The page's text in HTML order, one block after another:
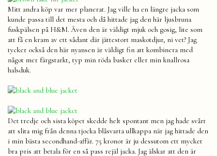
Mitt andra köp var mer planerat. Jag ville ha en längre jacka som
kunde passa till det mesta och då hittade jag den här ljusbruna
fuskpälsen på H&M. Även den är väldigt mjuk och gosig, lite som
att få en kram av ett sådant där jättestort maskotdjur, ni vet? Jag
tycker också den här nyansen är väldigt fin att kombinera med
något mer färgstarkt, typ min röda basker eller min knallrosa
halsduk.
Det tredje och sista köpet skedde helt spontant men jag hade svårt
att slita mig från denna tjocka blåsvarta ullkappa när jag hittade den
i min bästa secondhand-affär. 75 kronor är ju dessutom ett mycket
bra pris att betala för en så pass rejäl jacka. Jag älskar att den är